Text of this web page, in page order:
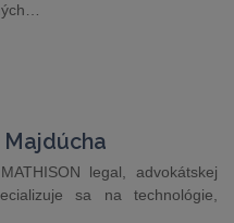
Majdúcha
legal, advokátskej
sa na technológie,